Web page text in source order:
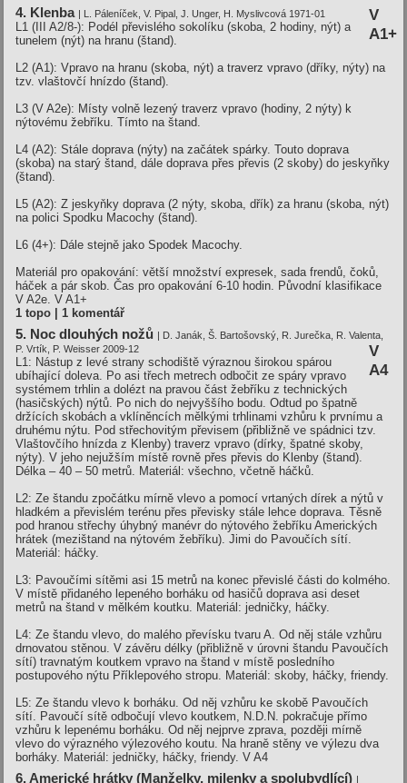
4. Klenba | L. Páleníček, V. Pipal, J. Unger, H. Myslivcová 1971-01
V
A1+
L1 (III A2/8-): Podél převislého sokolíku (skoba, 2 hodiny, nýt) a
tunelem (nýt) na hranu (štand).
L2 (A1): Vpravo na hranu (skoba, nýt) a traverz vpravo (dříky, nýty) na
tzv. vlaštovčí hnízdo (štand).
L3 (V A2e): Místy volně lezený traverz vpravo (hodiny, 2 nýty) k
nýtovému žebříku. Tímto na štand.
L4 (A2): Stále doprava (nýty) na začátek spárky. Touto doprava
(skoba) na starý štand, dále doprava přes převis (2 skoby) do jeskyňky
(štand).
L5 (A2): Z jeskyňky doprava (2 nýty, skoba, dřík) za hranu (skoba, nýt)
na polici Spodku Macochy (štand).
L6 (4+): Dále stejně jako Spodek Macochy.
Materiál pro opakování: větší množství expresek, sada frendů, čoků,
háček a pár skob. Čas pro opakování 6-10 hodin. Původní klasifikace
V A2e. V A1+
1 topo | 1 komentář
5. Noc dlouhých nožů
| D. Janák, Š. Bartošovský, R. Jurečka, R. Valenta,
P. Vrtík, P. Weisser 2009-12
V
A4
L1: Nástup z levé strany schodiště výraznou širokou spárou
ubíhající doleva. Po asi třech metrech odbočit ze spáry vpravo
systémem trhlin a dolézt na pravou část žebříku z technických
(hasičských) nýtů. Po nich do nejvyššího bodu. Odtud po špatně
držících skobách a vklíněncích mělkými trhlinami vzhůru k prvnímu a
druhému nýtu. Pod střechovitým převisem (přibližně ve spádnici tzv.
Vlaštovčího hnízda z Klenby) traverz vpravo (dírky, špatné skoby,
nýty). V jeho nejužším místě rovně přes převis do Klenby (štand).
Délka – 40 – 50 metrů. Materiál: všechno, včetně háčků.
L2: Ze štandu zpočátku mírně vlevo a pomocí vrtaných dírek a nýtů v
hladkém a převislém terénu přes převisky stále lehce doprava. Těsně
pod hranou střechy úhybný manévr do nýtového žebříku Amerických
hrátek (mezištand na nýtovém žebříku). Jimi do Pavoučích sítí.
Materiál: háčky.
L3: Pavoučími sítěmi asi 15 metrů na konec převislé části do kolmého.
V místě přidaného lepeného borháku od hasičů doprava asi deset
metrů na štand v mělkém koutku. Materiál: jedničky, háčky.
L4: Ze štandu vlevo, do malého převísku tvaru A. Od něj stále vzhůru
drnovatou stěnou. V závěru délky (přibližně v úrovni štandu Pavoučích
sítí) travnatým koutkem vpravo na štand v místě posledního
postupového nýtu Příklepového stropu. Materiál: skoby, háčky, friendy.
L5: Ze štandu vlevo k borháku. Od něj vzhůru ke skobě Pavoučích
sítí. Pavoučí sítě odbočují vlevo koutkem, N.D.N. pokračuje přímo
vzhůru k lepenému borháku. Od něj nejprve zprava, později mírně
vlevo do výrazného výlezového koutu. Na hraně stěny ve výlezu dva
borháky. Materiál: jedničky, háčky, friendy.V A4
6. Americké hrátky (Manželky, milenky a spolubydlící)